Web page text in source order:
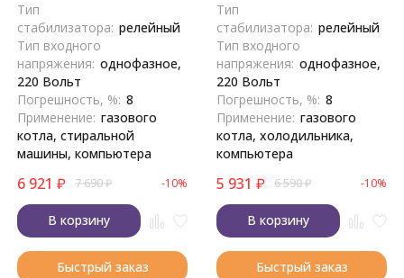
Тип
стабилизатора: релейный
Тип входного
напряжения: однофазное,
220 Вольт
Погрешность, %: 8
Применение: газового
котла, стиральной
машины, компьютера
6 921 ₽ 7 690₽ -10%
В корзину
Быстрый заказ
Тип
стабилизатора: релейный
Тип входного
напряжения: однофазное,
220 Вольт
Погрешность, %: 8
Применение: газового
котла, холодильника,
компьютера
5 931 ₽ 6 590₽ -10%
В корзину
Быстрый заказ